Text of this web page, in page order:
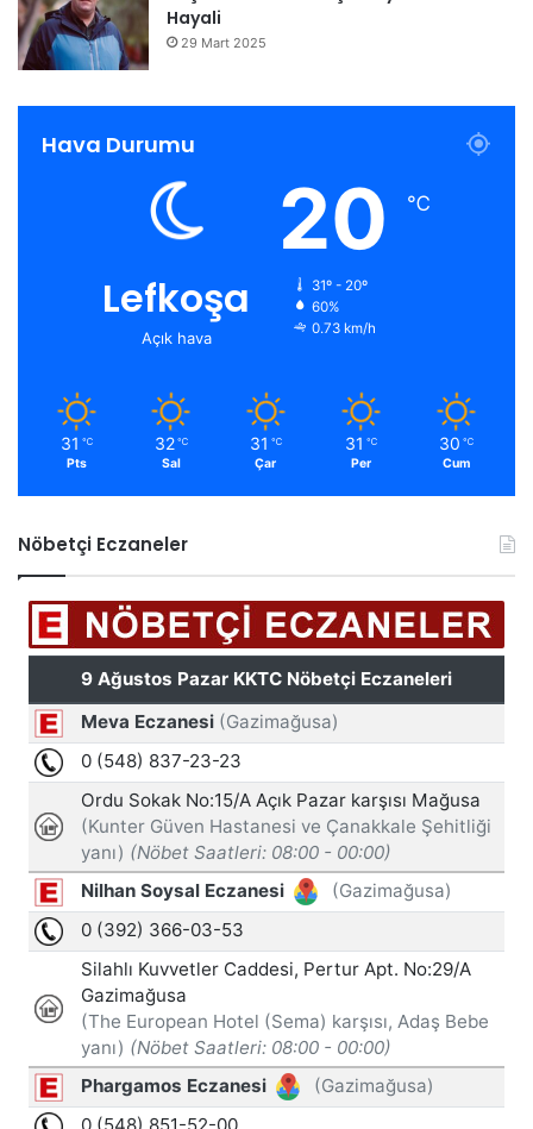
Hayali
29 Mart 2025
Hava Durumu
Lefkoşa
Açık hava
20 ℃
31º - 20º
60%
0.73 km/h
31 ℃
Pts
32 ℃
Sal
31 ℃
Çar
31 ℃
Per
30 ℃
Cum
Nöbetçi Eczaneler